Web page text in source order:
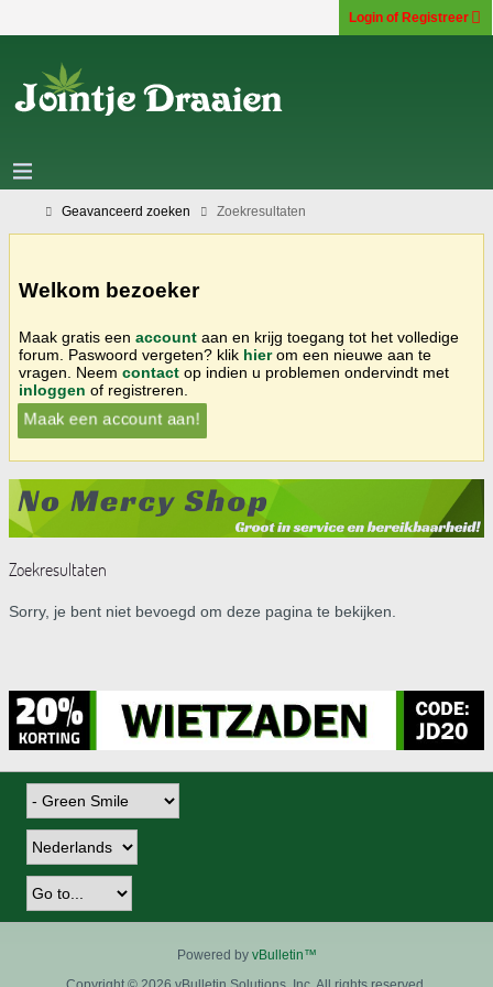
Login of Registreer
Geavanceerd zoeken Zoekresultaten
Welkom bezoeker
Maak gratis een account aan en krijg toegang tot het volledige
forum. Paswoord vergeten? klik hierom een nieuwe aan te
vragen. Neem contact op indien u problemen ondervindt met
inloggen of registreren.
Maak een account aan!
Zoekresultaten
Sorry, je bent niet bevoegd om deze pagina te bekijken.
Powered by vBulletin™